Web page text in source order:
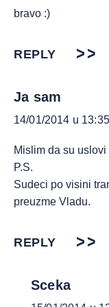
bravo :)
REPLY
Ja sam
14/01/2014 u 13:35
Mislim da su
P.S.
Sudeci po visini
preuzme Vladu.
REPLY
Sceka